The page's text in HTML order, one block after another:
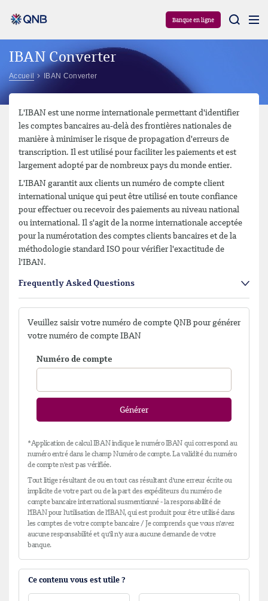
Banque en ligne
IBAN Converter
Accueil IBAN Converter
L'IBAN est une norme internationale permettant d'identifier
les comptes bancaires au-delà des frontières nationales de
manière à minimiser le risque de propagation d'erreurs de
transcription. Il est utilisé pour faciliter les paiements et est
largement adopté par de nombreux pays du monde entier.
L'IBAN garantit aux clients un numéro de compte client
international unique qui peut être utilisé en toute confiance
pour effectuer ou recevoir des paiements au niveau national
ou international. Il s'agit de la norme internationale acceptée
pour la numérotation des comptes clients bancaires et de la
méthodologie standard ISO pour vérifier l'exactitude de
l'IBAN.
Frequently Asked Questions
Veuillez saisir votre numéro de compte QNB pour générer
votre numéro de compte IBAN
Numéro de compte
Générer
*Application de calcul IBAN indique le numéro IBAN qui correspond au
numéro entré dans le champ Numéro de compte. La validité du numéro
de compte n'est pas vérifiée.
Tout litige résultant de ou en tout cas résultant d'une erreur écrite ou
implicite de votre part ou de la part des expéditeurs du numéro de
compte bancaire international susmentionné - la responsabilité de
l'IBAN pour l'utilisation de l'IBAN, qui est produit pour être utilisé dans
les comptes de votre compte bancaire / Je comprends que vous n'avez
aucune responsabilité et qu'il n'y aura aucune demande de votre
banque.
Ce contenu vous est utile ?